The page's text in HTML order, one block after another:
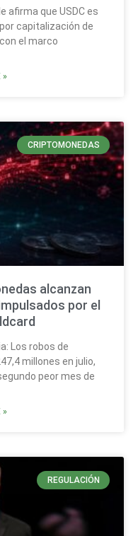
afirma que USDC es
capitalización de
el marco
»
CRIPTOMONEDAS
alcanzan
por el
Los robos de
millones en julio,
peor mes de
»
REGULACIÓN